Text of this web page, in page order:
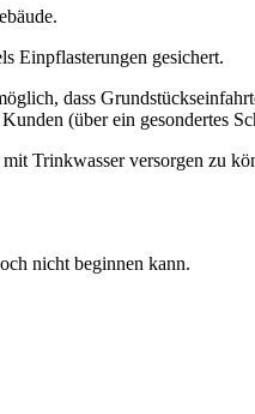
Einpflasterungen gesichert.
dass
(über ein gesondertes
Trinkwasser versorgen zu
nicht beginnen kann.